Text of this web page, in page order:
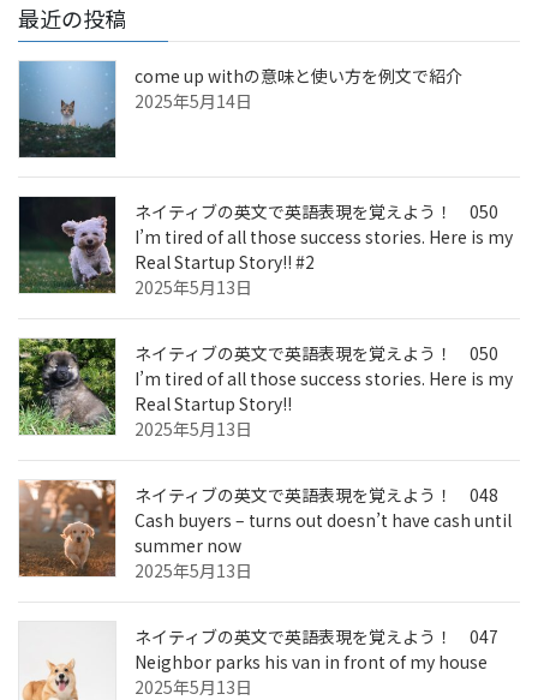
最近の投稿
come up withの意味と使い方を例文で紹介
2025年5月14日
ネイティブの英文で英語表現を覚えよう！ 050
I’m tired of all those success stories. Here is my
Real Startup Story!! #2
2025年5月13日
ネイティブの英文で英語表現を覚えよう！ 050
I’m tired of all those success stories. Here is my
Real Startup Story!!
2025年5月13日
ネイティブの英文で英語表現を覚えよう！ 048
Cash buyers – turns out doesn’t have cash until
summer now
2025年5月13日
ネイティブの英文で英語表現を覚えよう！ 047
Neighbor parks his van in front of my house
2025年5月13日